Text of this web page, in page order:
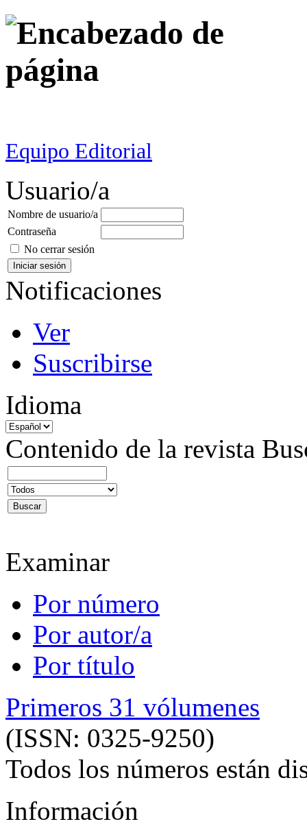
Equipo Editorial
Usuario/a
Nombre de usuario/a
Contraseña
No cerrar sesión
Notificaciones
Ver
Suscribirse
Idioma
Contenido de la revista
Examinar
Por número
Por autor/a
Por título
Primeros 31 vólumenes
(ISSN: 0325-9250)
Todos los números están
Información